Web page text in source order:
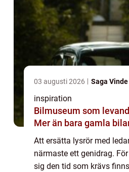
03 augusti 2026 Saga Vinde
inspiration
Bilmuseum som
Mer än bara gamla
Att ersätta lysrör med
närmaste ett genidrag.
sig den tid som krävs